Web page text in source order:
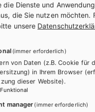
Dr. Elisabeth
Reisenhofer
+ 43 1 403 77 77 151
die Dienste und
die Sie nutzen möchten.
unsere
(immer erforderlich)
von Daten (z.B. Cookie für
in Ihrem Browser
dieser Website).
Funktional
manager (immer erforderlich)